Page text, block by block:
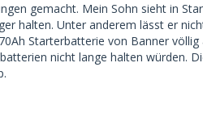
gemacht. Mein Sohn sieht in
halten. Unter anderem lässt er
Starterbatterie von Banner
nicht lange halten würden.